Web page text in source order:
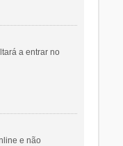
a entrar no
e não